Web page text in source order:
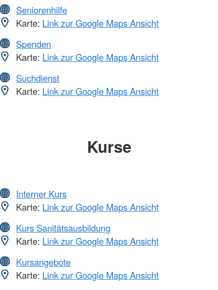
Seniorenhilfe
Karte: Link zur Google Maps Ansicht
Spenden
Karte: Link zur Google Maps Ansicht
Suchdienst
Karte: Link zur Google Maps Ansicht
Kurse
Interner Kurs
Karte: Link zur Google Maps Ansicht
Kurs Sanitätsausbildung
Karte: Link zur Google Maps Ansicht
Kursangebote
Karte: Link zur Google Maps Ansicht